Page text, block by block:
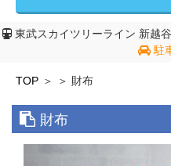
東武スカイツリーライン 新越
駐
TOP 財布
財布